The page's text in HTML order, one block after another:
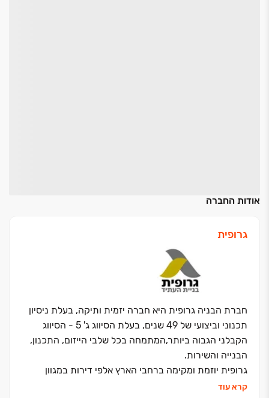
אודות החברה
גרופית
חברת הבניה גרופית היא חברה יזמית ותיקה, בעלת ניסיון
תכנוני וביצועי של 49 שנים, בעלת הסיווג ג' 5 - הסיווג
הקבלני הגבוה ביותר,המתמחה בכל שלבי הייזום, התכנון,
הבנייה והשירות.
גרופית יוזמת ומקימה ברחבי הארץ אלפי דירות במגוון
פרויקטים למגורים, מבני מסחר ובנייני משרדים, דיור מוגן
קרא עוד